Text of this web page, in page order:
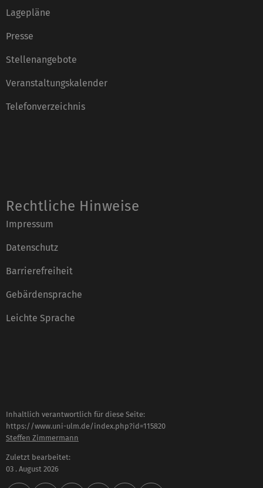
Lagepläne
Presse
Stellenangebote
Veranstaltungskalender
Telefonverzeichnis
Rechtliche Hinweise
Impressum
Datenschutz
Barrierefreiheit
Gebärdensprache
Leichte Sprache
Inhaltlich verantwortlich für diese Seite:
https://www.uni-ulm.de/index.php?id=115820
Steffen Zimmermann
Zuletzt bearbeitet:
03 . August 2026